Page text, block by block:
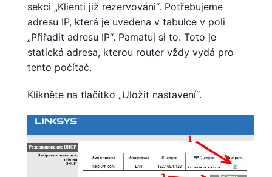
sekci „Klienti již rezervováni“. Potřebujeme
adresu IP, která je uvedena v tabulce v poli
„Přiřadit adresu IP“. Pamatuj si to. Toto je
statická adresa, kterou router vždy vydá pro
tento počítač.
Klikněte na tlačítko „Uložit nastavení“.